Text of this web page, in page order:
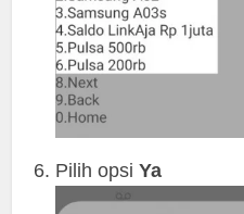
Pilih opsiYa